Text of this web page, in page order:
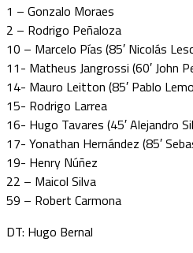
1 – Gonzalo Moraes
2 – Rodrigo Peñaloza
10 – Marcelo Pías (85′ Nicolás
11- Matheus Jangrossi (60′ John
14- Mauro Leitton (85′ Pablo
15- Rodrigo Larrea
16- Hugo Tavares (45′ Alejandro
17- Yonathan Hernández (85′
19- Henry Núñez
22 – Maicol Silva
59 – Robert Carmona
DT: Hugo Bernal